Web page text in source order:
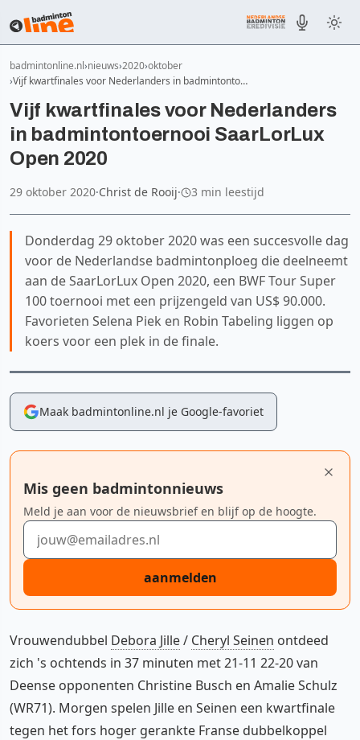
badmintonline.nl nieuws 2020 oktober
Vijf kwartfinales voor Nederlanders in badmintonto…
Vijf kwartfinales voor Nederlanders
in badmintontoernooi SaarLorLux
Open 2020
29 oktober 2020·Christ de Rooij· 3 min leestijd
Donderdag 29 oktober 2020 was een succesvolle dag
voor de Nederlandse badmintonploeg die deelneemt
aan de SaarLorLux Open 2020, een BWF Tour Super
100 toernooi met een prijzengeld van US$ 90.000.
Favorieten Selena Piek en Robin Tabeling liggen op
koers voor een plek in de finale.
Maak badmintonline.nl je Google-favoriet
Mis geen badmintonnieuws
Meld je aan voor de nieuwsbrief en blijf op de hoogte.
E-mailadres
aanmelden
Vrouwendubbel Debora Jille/ Cheryl Seinen ontdeed
zich 's ochtends in 37 minuten met 21-11 22-20 van
Deense opponenten Christine Busch en Amalie Schulz
(WR71). Morgen spelen Jille en Seinen een kwartfinale
tegen het fors hoger gerankte Franse dubbelkoppel